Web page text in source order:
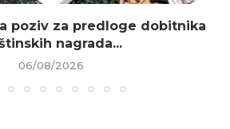
poziv za predloge dobitnika
nagrada...
06/08/2026